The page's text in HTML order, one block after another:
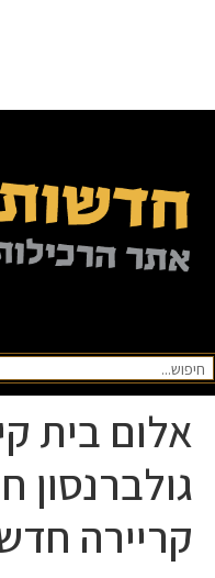
אלום בית
קריירה